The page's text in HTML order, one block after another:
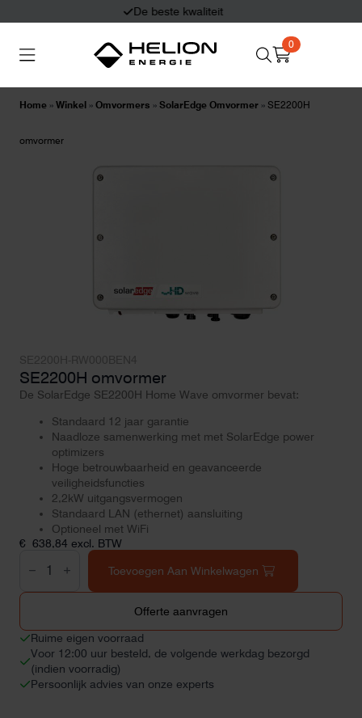
Eerlijk en deskundig advies
0
Home » Winkel » Omvormers » SolarEdge Omvormer » SE2200H
omvormer
SE2200H omvormer
De SolarEdge SE2200H Home Wave omvormer bevat:
Standaard 12 jaar garantie
Naadloze samenwerking met met SolarEdge power
optimizers
Hoge betrouwbaarheid en geavanceerde
veiligheidsfuncties
2,2kW uitgangsvermogen
Standaard LAN (ethernet) aansluiting
Optioneel met WiFi
€ 638,84 excl. BTW
omvormer
Toevoegen Aan Winkelwagen
Offerte aanvragen
Ruime eigen voorraad
Voor 12:00 uur besteld, de volgende werkdag bezorgd
(indien voorradig)
Persoonlijk advies van onze experts
Thuisbatterijen Zonnepanelen
Laadpalen